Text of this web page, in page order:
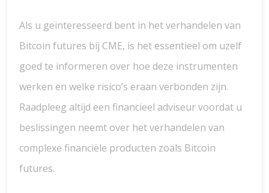
Als u geïnteresseerd bent in het verhandelen van
Bitcoin futures bij CME, is het essentieel om uzelf
goed te informeren over hoe deze instrumenten
werken en welke risico’s eraan verbonden zijn.
Raadpleeg altijd een financieel adviseur voordat u
beslissingen neemt over het verhandelen van
complexe financiële producten zoals Bitcoin
futures.